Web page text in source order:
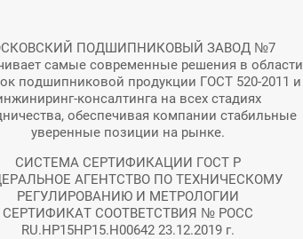
ПОДШИПНИКОВЫЙ ЗАВОД №7
самые современные решения в области
подшипниковой продукции ГОСТ 520-2011 и
консалтинга на всех стадиях
обеспечивая компании стабильные
уверенные позиции на рынке.
СИСТЕМА СЕРТИФИКАЦИИ ГОСТ Р
АГЕНТСТВО ПО ТЕХНИЧЕСКОМУ
РЕГУЛИРОВАНИЮ И МЕТРОЛОГИИ
СЕРТИФИКАТ СООТВЕТСТВИЯ № РОСС
RU.HP15HP15.H00642 23.12.2019 г.